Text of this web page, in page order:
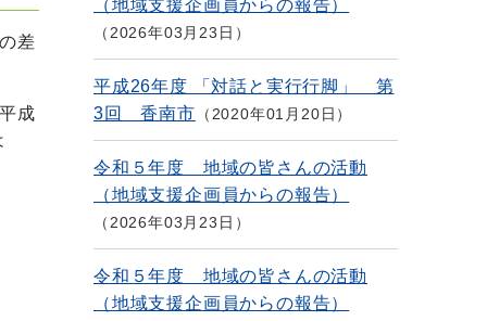
差
成
（地域支援企画員からの報告）
2026年03月23日
平成26年度 「対話と実行行脚」 第
3回 香南市
2020年01月20日
令和５年度 地域の皆さんの活動
（地域支援企画員からの報告）
2026年03月23日
令和５年度 地域の皆さんの活動
（地域支援企画員からの報告）